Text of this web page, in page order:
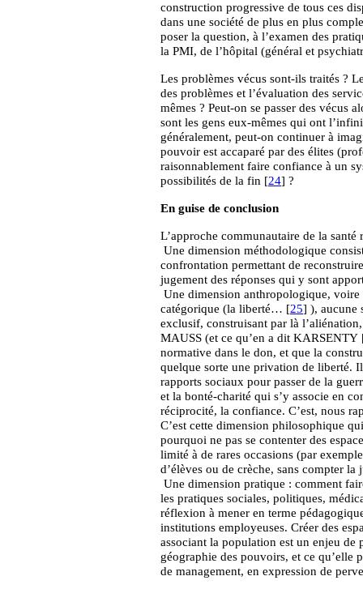
construction progressive de tous ces
dans une société de plus en plus
poser la question, à l’examen des
la PMI, de l’hôpital (général et
Les problèmes vécus sont-ils traités ?
des problèmes et l’évaluation des
mêmes ? Peut-on se passer des vécus
sont les gens eux-mêmes qui ont
généralement, peut-on continuer à
pouvoir est accaparé par des élites
raisonnablement faire confiance à un
possibilités de la fin [24] ?
En guise de conclusion
L’approche communautaire de la
Une dimension méthodologique
confrontation permettant de
jugement des réponses qui y sont
Une dimension anthropologique,
catégorique (la liberté… [25] ), aucune
exclusif, construisant par là
MAUSS (et ce qu’en a dit KARSENTY
normative dans le don, et que la
quelque sorte une privation de liberté.
rapports sociaux pour passer de la
et la bonté-charité qui s’y associe en
réciprocité, la confiance. C’est, nous
C’est cette dimension philosophique
pourquoi ne pas se contenter des
limité à de rares occasions (par
d’élèves ou de crèche, sans compter la
Une dimension pratique : comment
les pratiques sociales, politiques,
réflexion à mener en terme
institutions employeuses. Créer des
associant la population est un enjeu
géographie des pouvoirs, et ce qu’elle
de management, en expression de